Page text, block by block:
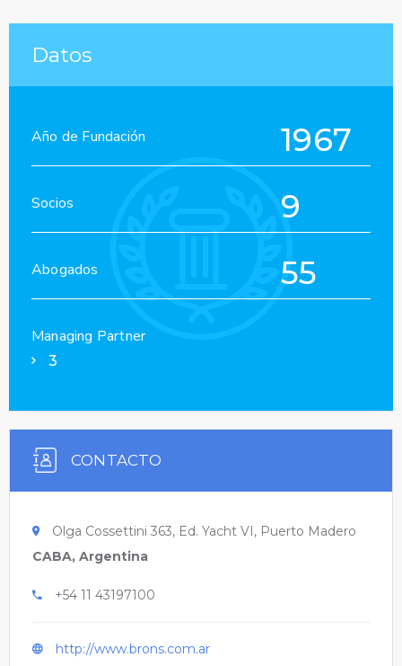
Datos
Año de Fundación 1967
Socios 9
Abogados 55
Managing Partner
3
CONTACTO
Olga Cossettini 363, Ed. Yacht VI, Puerto Madero
CABA, Argentina
+54 11 43197100
http://www.brons.com.ar